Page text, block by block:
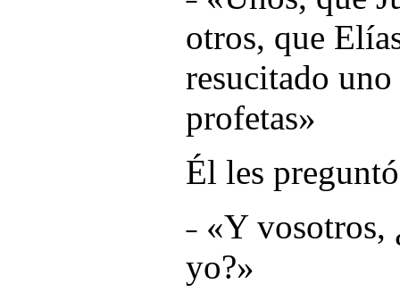
otros, que
resucitado
profetas»
Él les
˗ «Y vosotros,
yo?»